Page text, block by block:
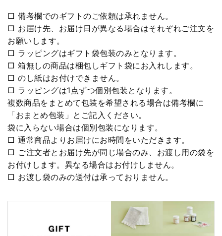
□ 備考欄でのギフトのご依頼は承れません。
□ お届け先、お届け日が異なる場合はそれぞれご注文を
お願いします。
□ ラッピングはギフト袋包装のみとなります。
□ 箱無しの商品は梱包しギフト袋にお入れします。
□ のし紙はお付けできません。
□ ラッピングは1点ずつ個別包装となります。
複数商品をまとめて包装を希望される場合は備考欄に
「おまとめ包装」とご記入ください。
袋に入らない場合は個別包装になります。
□ 通常商品よりお届けにお時間をいただきます。
□ ご注文者とお届け先が同じ場合のみ、お渡し用の袋を
お付けします。異なる場合はお付けしません。
□ お渡し袋のみの送付は承っておりません。